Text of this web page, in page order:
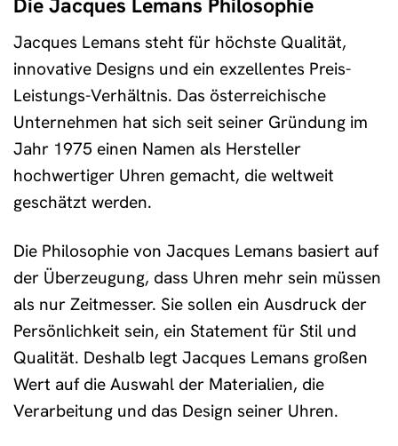
Die Jacques Lemans Philosophie
Jacques Lemans steht für höchste Qualität,
innovative Designs und ein exzellentes Preis-
Leistungs-Verhältnis. Das österreichische
Unternehmen hat sich seit seiner Gründung im
Jahr 1975 einen Namen als Hersteller
hochwertiger Uhren gemacht, die weltweit
geschätzt werden.
Die Philosophie von Jacques Lemans basiert auf
der Überzeugung, dass Uhren mehr sein müssen
als nur Zeitmesser. Sie sollen ein Ausdruck der
Persönlichkeit sein, ein Statement für Stil und
Qualität. Deshalb legt Jacques Lemans großen
Wert auf die Auswahl der Materialien, die
Verarbeitung und das Design seiner Uhren.